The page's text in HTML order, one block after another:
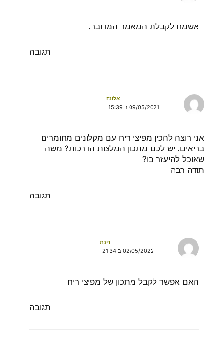
אשמח לקבלת המאמר המדובר.
תגובה
אלונה
09/05/2021 ב 15:39
אני רוצה להכין מפיצי ריח עם מקלונים מחומרים
בריאים. יש לכם מתכון המלצות הדרכות? משהו
שאוכל להיעזר בו?
תודה רבה
תגובה
רינת
02/05/2022 ב 21:34
האם אפשר לקבל מתכון של מפיצי ריח
תגובה